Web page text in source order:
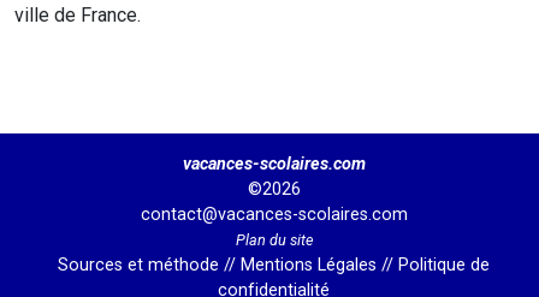
ville de France.
vacances-scolaires.com
©2026
contact@vacances-scolaires.com
Plan du site
Sources et méthode // Mentions Légales // Politique de
confidentialité